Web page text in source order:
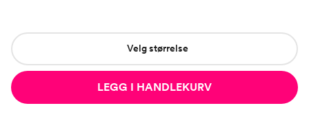
Velg størrelse
LEGG I HANDLEKURV